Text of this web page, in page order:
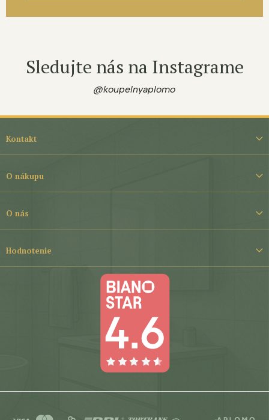
Sledujte nás na Instagrame
@koupelnyaplomo
i
Kontakt
O nákupu
O nás
Hodnotenie